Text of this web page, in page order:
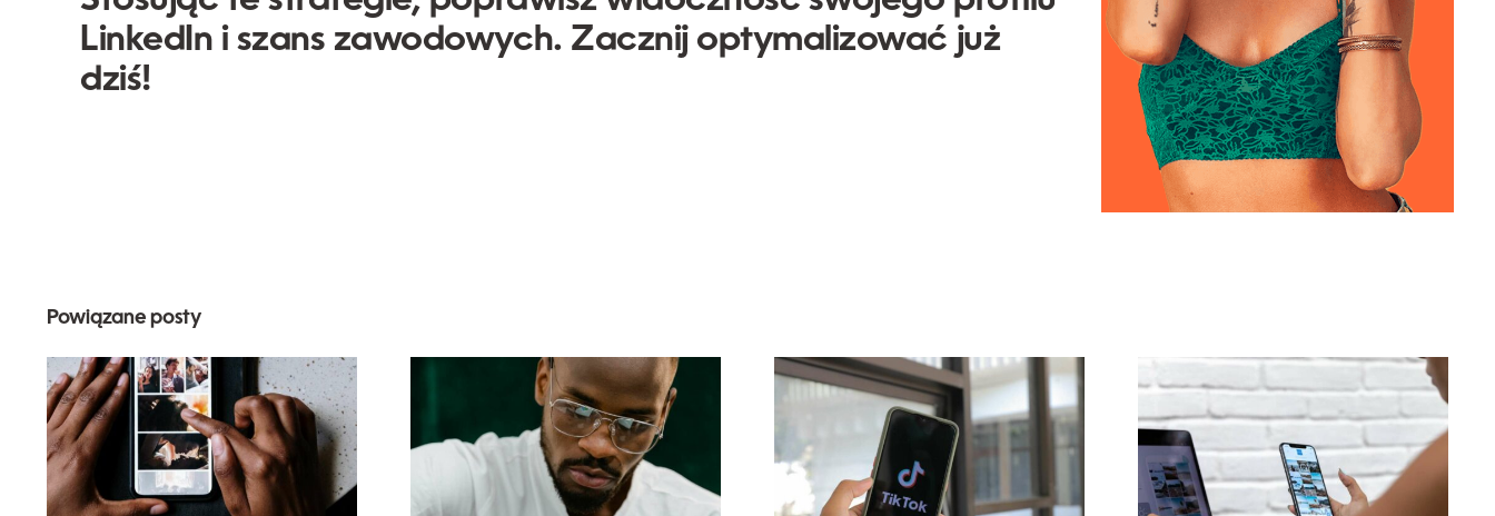
LinkedIn i szans zawodowych. Zacznij optymalizować już
dziś!
Powiązane posty
Najlepsze aplikacje
do animacji zdjęć na
Top 17
zaawansowanych
wskazówek
Maksymalizacja
zasięgu: Skuteczne
narzędzia do
Najlepsze 3 platformy
do znalezienia
pomysłów na UGC